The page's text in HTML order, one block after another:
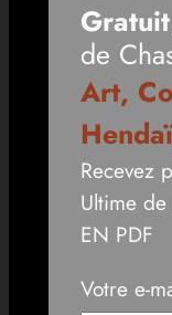
Gratuit
de
Art,
Recevez
Ultime
EN PDF
Votre e-